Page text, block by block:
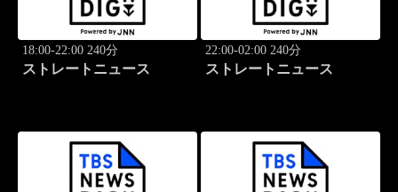
18:00-22:00 240分
ストレートニュース
22:00-02:00 240分
ストレートニュース